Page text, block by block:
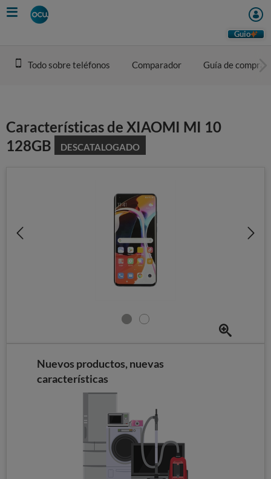
Skip
to
Guio
Todo sobre teléfonos Comparador Guía de compra
Características de XIAOMI MI 10
128GB
DESCATALOGADO
Nuevos productos, nuevas
características